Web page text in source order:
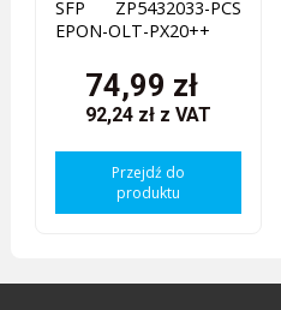
SFP ZP5432033-PCS
EPON-OLT-PX20++
74,99 zł
92,24 zł z VAT
Przejdź do
produktu